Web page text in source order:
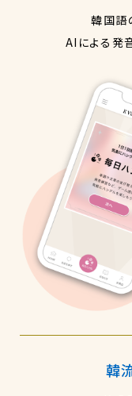
韓国語
AIによる発
韓